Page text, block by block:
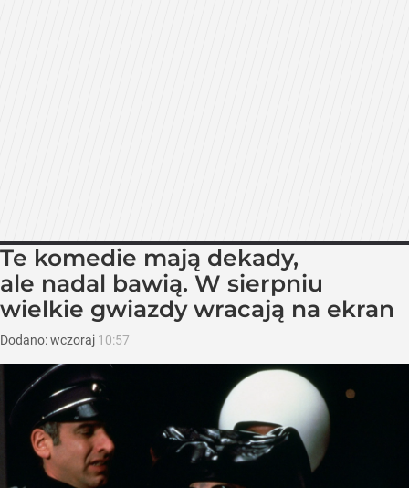
Te komedie mają dekady,
ale nadal bawią. W sierpniu
wielkie gwiazdy wracają na ekran
Dodano:wczoraj 10:57